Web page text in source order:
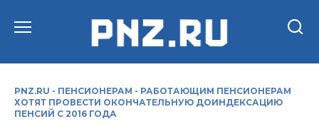
PNZ.RU - ПЕНСИОНЕРАМ - РАБОТАЮЩИМ ПЕНСИОНЕРАМ
ХОТЯТ ПРОВЕСТИ ОКОНЧАТЕЛЬНУЮ ДОИНДЕКСАЦИЮ
ПЕНСИЙ С 2016 ГОДА